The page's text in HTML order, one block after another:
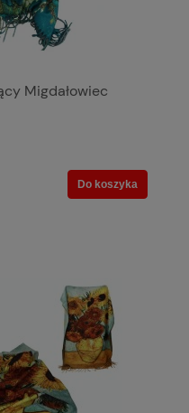
Migdałowiec
Do koszyka